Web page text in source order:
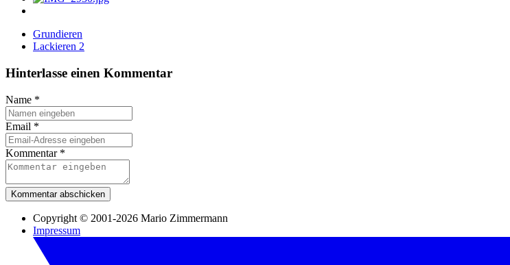
Grundieren
Lackieren 2
Hinterlasse einen Kommentar
Name *
Email *
Kommentar *
Kommentar abschicken
Copyright © 2001-2026 Mario Zimmermann
Impressum